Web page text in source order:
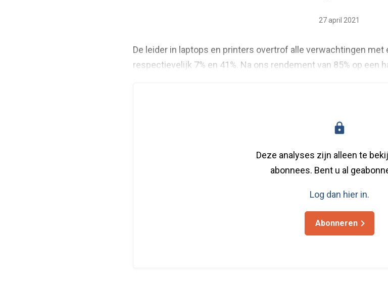
27 april 2021
De leider in laptops en printers overtrof alle verwachtingen
respectievelijk 7% en 41%. Na ons rendement van 85% op een
Deze analyses zijn alleen te
abonnees. Bent u al
Log dan hier in.
Abonneren